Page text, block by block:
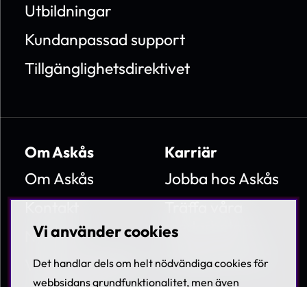
Utbildningar
Kundanpassad support
Tillgänglighetsdirektivet
Om Askås
Om Askås
Nyheter
Villkor & Policies
Karriär
Jobba hos Askås
medarbetare
Lediga tjänster
Vi använder cookies
Det handlar dels om helt nödvändiga cookies för
webbsidans grundfunktionalitet, men även